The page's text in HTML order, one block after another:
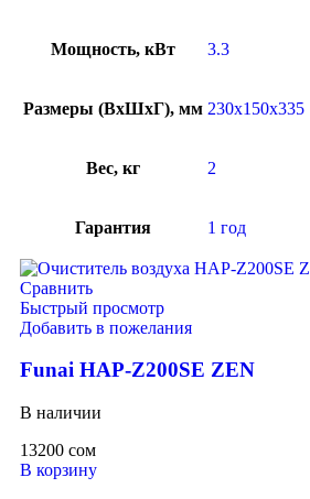
Мощность, кВт 3.3
Размеры (ВхШхГ), мм 230x150x335
Вес, кг 2
Гарантия 1 год
Сравнить
Быстрый просмотр
Добавить в пожелания
Funai HAP-Z200SE ZEN
В наличии
13200 сом
В корзину